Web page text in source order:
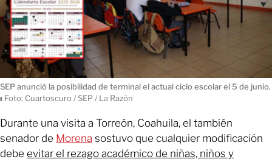
SEP anunció la posibilidad de terminal el actual ciclo escolar el 5 de junio.
ı Foto: Cuartoscuro / SEP / La Razón
Durante una visita a Torreón, Coahuila, el también
senador de Morena sostuvo que cualquier modificación
debe evitar el rezago académico de niñas, niños y